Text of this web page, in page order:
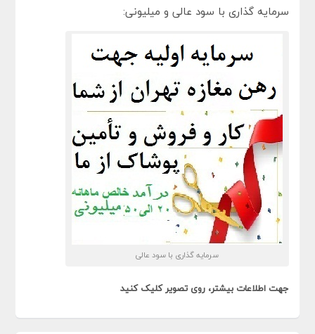
سرمایه گذاری با سود عالی و میلیونی:
سرمایه گذاری با سود عالی
جهت اطلاعات بیشتر، روی تصویر کلیک کنید